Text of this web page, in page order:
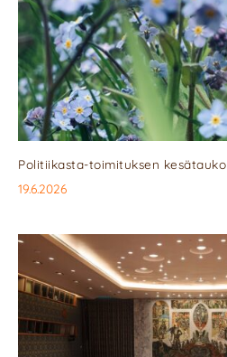
Politiikasta-toimituksen kesätauko
19.6.2026